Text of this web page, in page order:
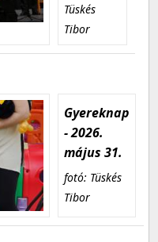
Tüskés
Tibor
Gyereknap
- 2026.
május 31.
fotó: Tüskés
Tibor